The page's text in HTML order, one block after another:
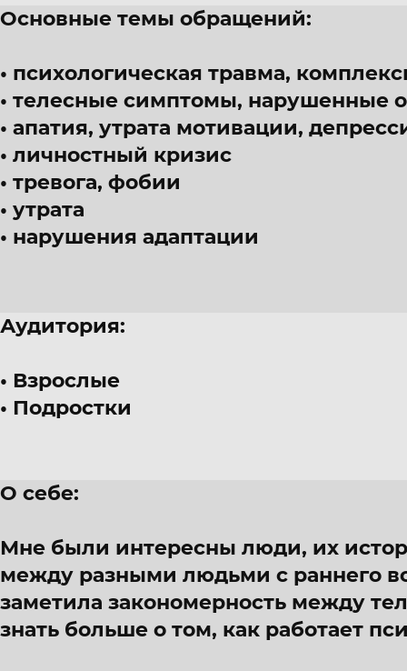
Основные темы обращений:
психологическая травма,
телесные симптомы, нарушенные
апатия, утрата мотивации,
личностный кризис
тревога, фобии
утрата
нарушения адаптации
Аудитория:
Взрослые
Подростки
О себе:
Мне были интересны люди, их
между разными людьми с раннего
заметила закономерность между
знать больше о том, как работает